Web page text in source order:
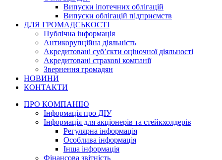
Випуски іпотечних облігацій
Випуски облігацій підприємств
ДЛЯ ГРОМАДСЬКОСТІ
Публічна інформація
Антикорупційна діяльність
Акредитовані суб’єкти оціночної діяльності
Акредитовані страхові компанії
Звернення громадян
НОВИНИ
КОНТАКТИ
ПРО КОМПАНІЮ
Інформація про ДІУ
Інформація для акціонерів та стейкхолдерів
Регулярна інформація
Особлива інформація
Інша інформація
Фінансова звітність